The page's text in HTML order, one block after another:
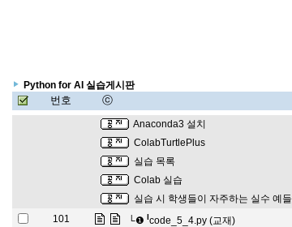
Python for AI 실습게시판
번호 ⓒ
Anaconda3 설치
ColabTurtlePlus
실습 목록
Colab 실습
실습 시 학생들이 자주하는 실수 예들
101
└❶ lcode_5_4.py (교재)